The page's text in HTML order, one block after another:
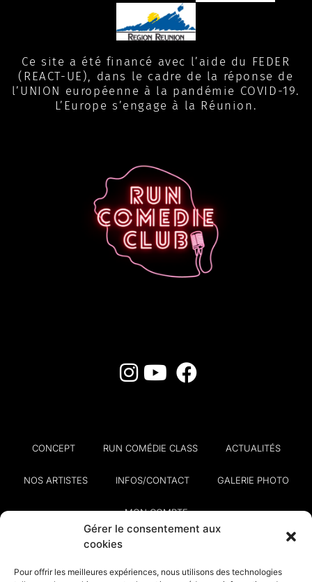
Gérer le consentement aux
cookies
Pour offrir les meilleures expériences, nous utilisons des technologies
Ce site a été financé avec l’aide du FEDER
(REACT-UE), dans le cadre de la réponse de
l’UNION européenne à la pandémie COVID-19.
L’Europe s’engage à la Réunion.
CONCEPT RUN COMÉDIE CLASS ACTUALITÉS
NOS ARTISTES INFOS/CONTACT GALERIE PHOTO
MON COMPTE